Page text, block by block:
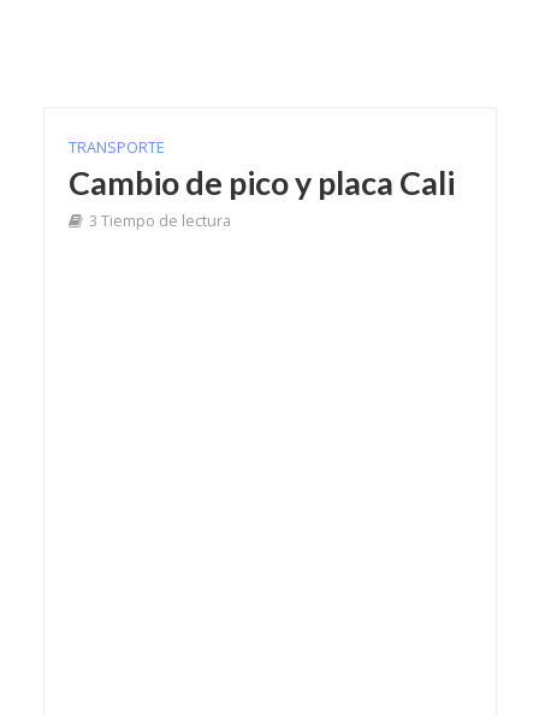
TRANSPORTE
Cambio de pico y placa Cali
3 Tiempo de lectura